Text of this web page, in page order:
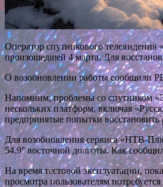
Оператор спутникового
произошедшей 4 марта. Для
О возобновлении работы сообщили
Напомним, проблемы со спутником
нескольких платформ, включая
предпринятые попытки восстановить
Для возобновления сервиса «НТВ-
54.9° восточной долготы. Как
На время тестовой эксплуатации,
просмотра пользователям